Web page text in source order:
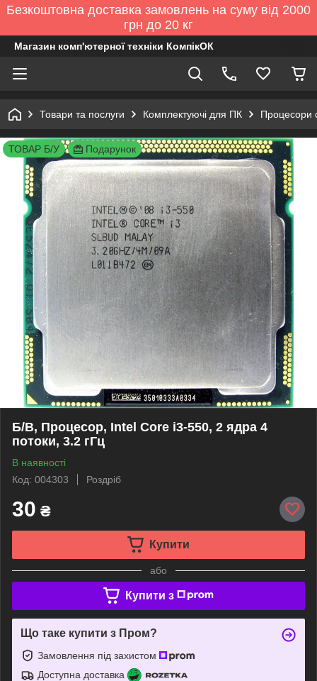
Безкоштовна доставка замовлень на суму від 2000
грн до 20 кг
Магазин комп'ютерної техніки КомпікОК
Товари та послуги Комплектуючі для ПК Процесори
ТОВАР Б/У Подарунок
Б/В, Процесор, Intel Core i3-550, 2 ядра 4
потоки, 3.2 гГц
В наявності
Код: 004303
Роздріб
30 ₴
Купити
або
Купити з
Що таке купити з Пром?
Замовлення під захистом
Доступна доставка